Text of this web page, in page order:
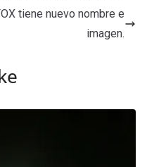
tiene nuevo nombre e
imagen.